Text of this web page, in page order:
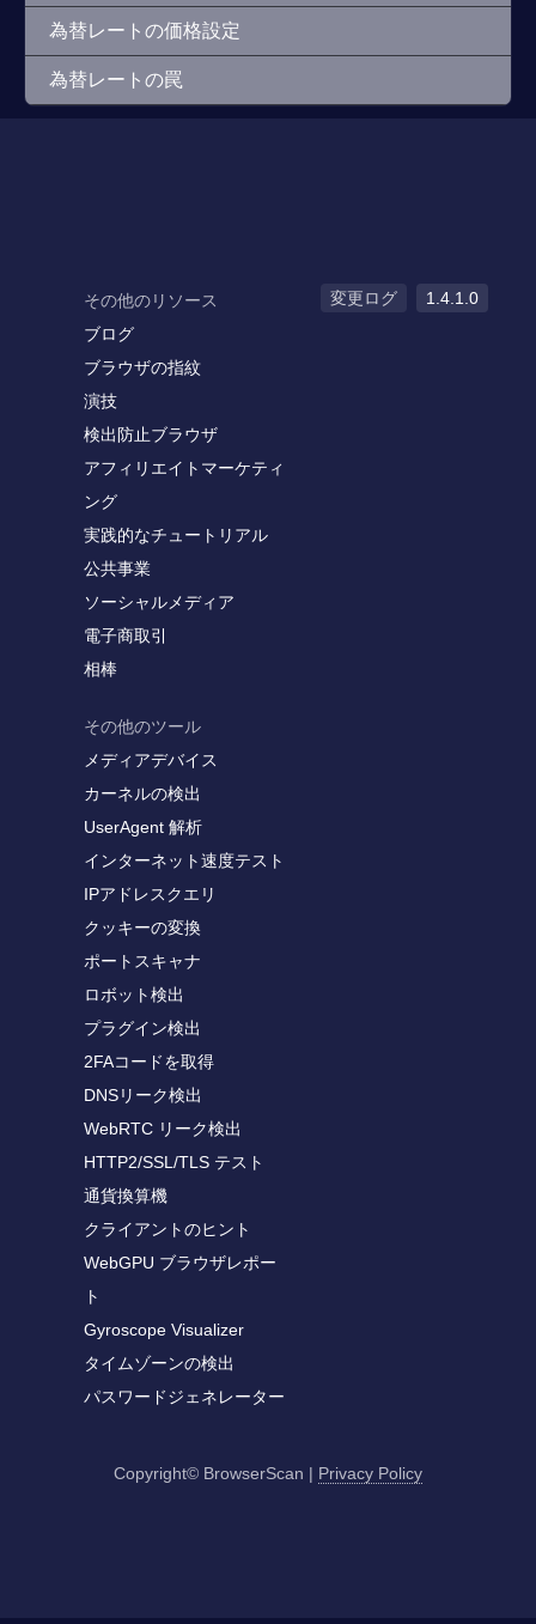
為替レートの価格設定
為替レートの罠
その他のリソース
ブログ
ブラウザの指紋
演技
検出防止ブラウザ
アフィリエイトマーケティ
ング
実践的なチュートリアル
公共事業
ソーシャルメディア
電子商取引
相棒
その他のツール
メディアデバイス
カーネルの検出
UserAgent 解析
インターネット速度テスト
IPアドレスクエリ
クッキーの変換
ポートスキャナ
ロボット検出
プラグイン検出
2FAコードを取得
DNSリーク検出
WebRTC リーク検出
HTTP2/SSL/TLS テスト
通貨換算機
クライアントのヒント
WebGPU ブラウザレポー
ト
Gyroscope Visualizer
タイムゾーンの検出
パスワードジェネレーター
変更ログ 1.4.1.0
Copyright© BrowserScan | Privacy Policy